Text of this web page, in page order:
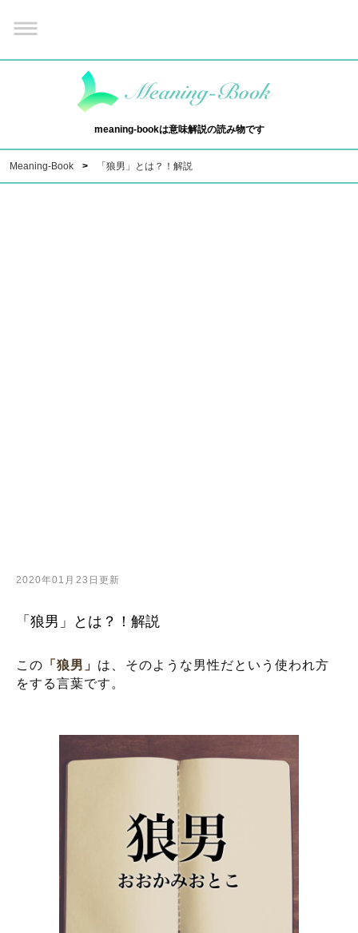
meaning-bookは意味解説の読み物です
Meaning-Book 「狼男」とは？！解説
2020年01月23日更新
「狼男」とは？！解説
この 「狼男」 は、そのような男性だという使われ方
をする言葉です。